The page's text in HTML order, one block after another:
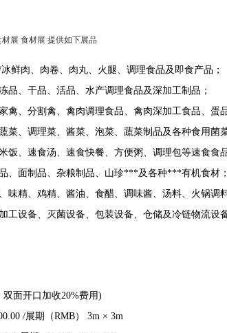
展 食材展 提供如下展品
鲜肉、肉卷、肉丸、火腿、调理食品及即食产品；
品、干品、活品、水产调理食品及深加工制品；
禽、分割禽、禽肉调理食品、禽肉深加工食品、蛋
菜、调理菜、酱菜、泡菜、蔬菜制品及各种食用菌
饭、速食汤、速食快餐、方便粥、调理包等速食食
、面制品、杂粮制品、山珍***及各种***有机食材；
味精、鸡精、酱油、食醋、调味酱、汤料、火锅调
工设备、灭菌设备、包装设备、仓储及冷链物流设
面开口加收20%费用)
/展期（RMB） 3m × 3m